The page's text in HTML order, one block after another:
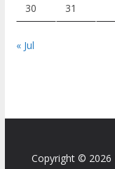
30 31
« Jul
Copyright © 2026